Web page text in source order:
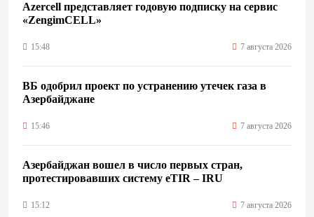
Azercell представляет годовую подписку на сервис
«ZengimCELL»
15:48 7 августа 2026
ВБ одобрил проект по устранению утечек газа в
Азербайджане
15:46 7 августа 2026
Азербайджан вошел в число первых стран,
протестировавших систему eTIR – IRU
15:12 7 августа 2026